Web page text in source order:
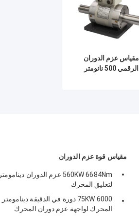
مقياس عزم الدوران
الرقمي 500 نانومتر
مقياس قوة عزم الدوران
560KW 6684Nm عزم الدوران دينامومتر
لتعليق المحرك
75KW 6000 دورة في الدقيقة دينامومتر
المحرك لواجهة عزم دوران المحرك